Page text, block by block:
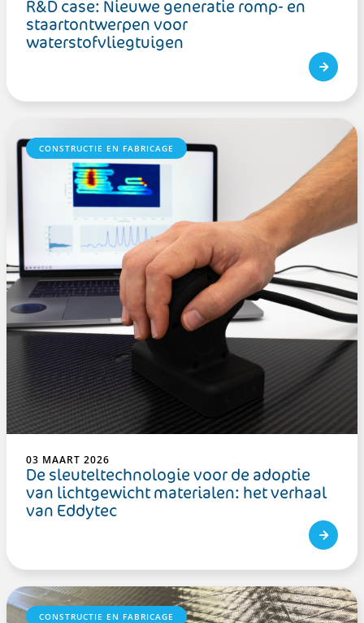
R&D case: Nieuwe generatie romp- en
staartontwerpen voor
waterstofvliegtuigen
CONSTRUCTIE EN FABRICAGE
03 MAART 2026
De sleuteltechnologie voor de adoptie
van lichtgewicht materialen: het verhaal
van Eddytec
CONSTRUCTIE EN FABRICAGE